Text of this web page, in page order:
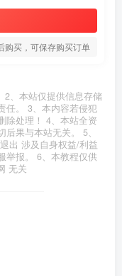
购买，可保存购买订单
2、本站仅提供信息存储
任。 3、本内容若侵犯
除处理！ 4、本站全资
果与本站无关。 5、
出 涉及自身权益/利益
举报。 6、本教程仅供
无关